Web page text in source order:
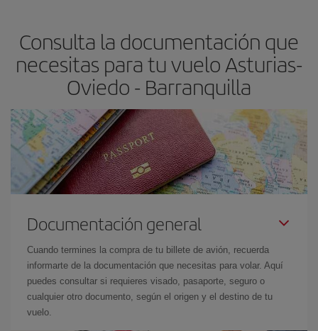
Consulta la documentación que
necesitas para tu vuelo Asturias-
Oviedo - Barranquilla
Documentación general
Cuando termines la compra de tu billete de avión, recuerda
informarte de la documentación que necesitas para volar. Aquí
puedes consultar si requieres visado, pasaporte, seguro o
cualquier otro documento, según el origen y el destino de tu
vuelo.